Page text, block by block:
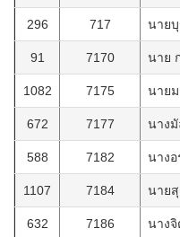
296 717 นาย
91 7170 นาย
1082 7175 นาย
672 7177 นางมั
588 7182 นาง
1107 7184 นาย
632 7186 นาง